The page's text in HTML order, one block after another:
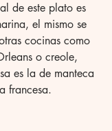
de este plato es
el mismo se
cocinas como
o creole,
es la de manteca
francesa.